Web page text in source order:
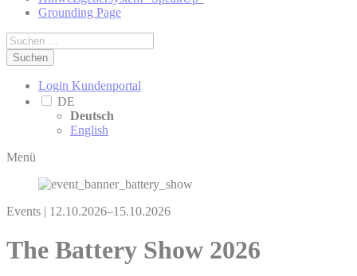
Grounding Page
Suchen
Login Kundenportal
DE
Deutsch
English
Menü
Events | 12.10.2026–15.10.2026
The Battery Show 2026